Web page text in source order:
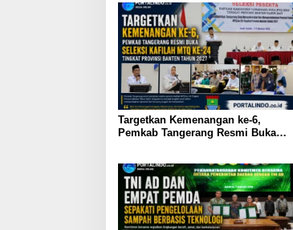
Targetkan Kemenangan ke-6,
Pemkab Tangerang Resmi Buka